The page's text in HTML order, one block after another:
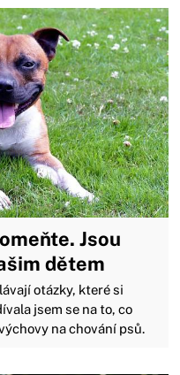
Jsou
dětem
otázky, které si
jsem se na to, co
na chování psů.